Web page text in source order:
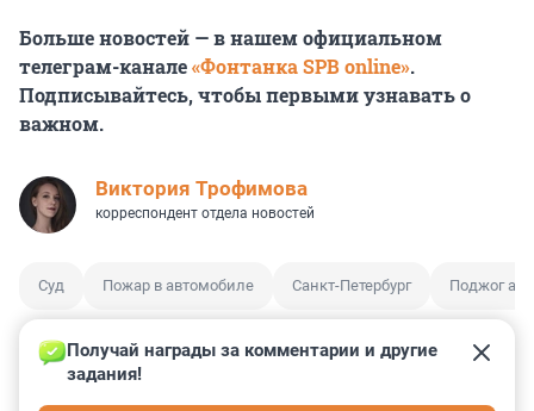
Больше новостей — в нашем официальном
телеграм-канале«Фонтанка SPB online».
Подписывайтесь, чтобы первыми узнавать о
важном.
Виктория Трофимова
корреспондент отдела новостей
Суд Пожар в автомобиле Санкт-Петербург Поджог
Получай награды за комментарии и другие
задания!